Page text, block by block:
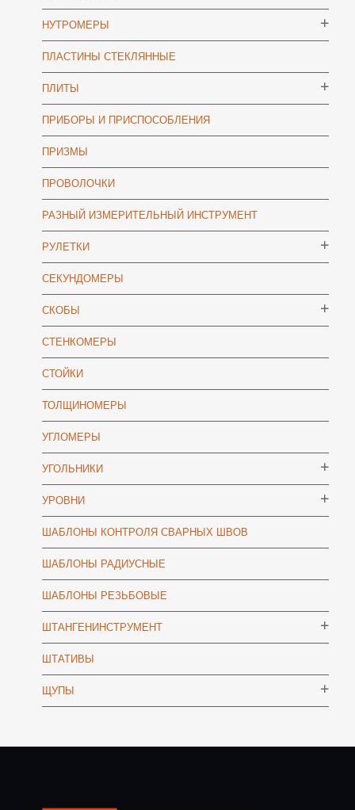
НУТРОМЕРЫ
ПЛАСТИНЫ СТЕКЛЯННЫЕ
ПЛИТЫ
ПРИБОРЫ И ПРИСПОСОБЛЕНИЯ
ПРИЗМЫ
ПРОВОЛОЧКИ
РАЗНЫЙ ИЗМЕРИТЕЛЬНЫЙ ИНСТРУМЕНТ
РУЛЕТКИ
СЕКУНДОМЕРЫ
СКОБЫ
СТЕНКОМЕРЫ
СТОЙКИ
ТОЛЩИНОМЕРЫ
УГЛОМЕРЫ
УГОЛЬНИКИ
УРОВНИ
ШАБЛОНЫ КОНТРОЛЯ СВАРНЫХ ШВОВ
ШАБЛОНЫ РАДИУСНЫЕ
ШАБЛОНЫ РЕЗЬБОВЫЕ
ШТАНГЕНИНСТРУМЕНТ
ШТАТИВЫ
ЩУПЫ